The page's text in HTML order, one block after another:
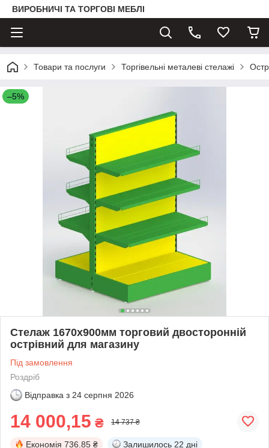
ВИРОБНИЧІ ТА ТОРГОВІ МЕБЛІ
Товари та послуги Торгівельні металеві стелажі
–5%
Стелаж 1670х900мм торговий двосторонній
острівний для магазину
Під замовлення
Роздріб
Відправка з 24 серпня 2026
14 000,15 ₴ 14 737 ₴
Економія 736.85 ₴ Залишилось 22 дні